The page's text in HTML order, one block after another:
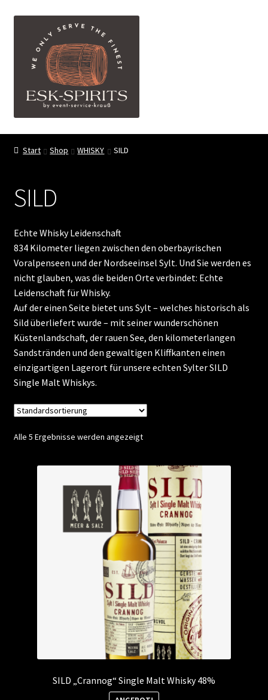
Navigation
springen
springen
ESK-SPIRITS ihr Partner für exquisite Spirituosen
Shop
My account
FAQ
Kontakt
Vertrag widerrufen
Start Shop WHISKY SILD
SILD
Echte Whisky Leidenschaft
834 Kilometer liegen zwischen den oberbayrischen
Voralpenseen und der Nordseeinsel Sylt. Und Sie werden es
nicht glauben, was die beiden Orte verbindet: Echte
Leidenschaft für Whisky.
Auf der einen Seite bietet uns Sylt – welches historisch als
Sild überliefert wurde – mit seiner wunderschönen
Küstenlandschaft, der rauen See, den kilometerlangen
Sandstränden und den gewaltigen Kliffkanten einen
einzigartigen Lagerort für unsere echten Sylter SILD
Single Malt Whiskys.
Alle 5 Ergebnisse werden angezeigt
SILD „Crannog“ Single Malt Whisky 48%